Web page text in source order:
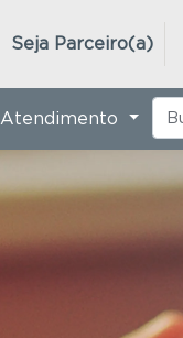
Seja Parceiro(a)
Atendimento